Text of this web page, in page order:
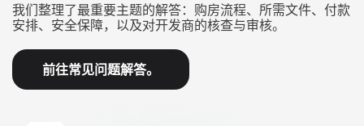
我们整理了最重要主题的解答：购房流程、所需文件、付款
安排、安全保障，以及对开发商的核查与审核。
前往常见问题解答。